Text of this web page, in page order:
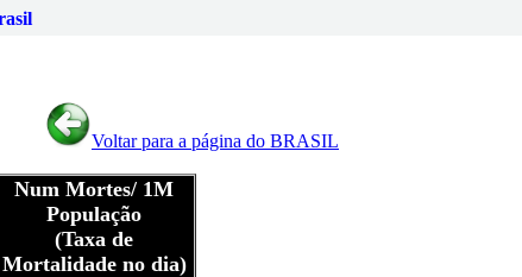
Voltar para a página do BRASIL
Num Mortes/ 1M
População
(Taxa de
Mortalidade no dia)